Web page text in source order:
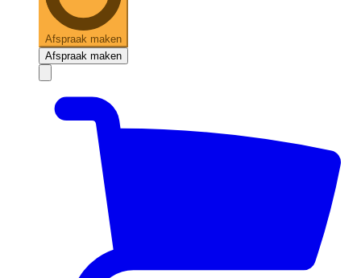
Afspraak maken
Afspraak maken